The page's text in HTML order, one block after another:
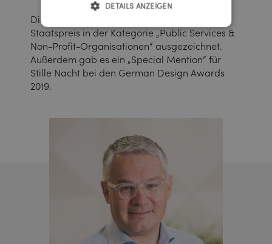
Die „Stille Nacht!“-Kampagne wurde mit dem
Staatspreis in der Kategorie „Public Services &
Non-Profit-Organisationen“ ausgezeichnet.
Außerdem gab es ein „Special Mention“ für
Stille Nacht bei den German Design Awards
2019.
DETAILS ANZEIGEN